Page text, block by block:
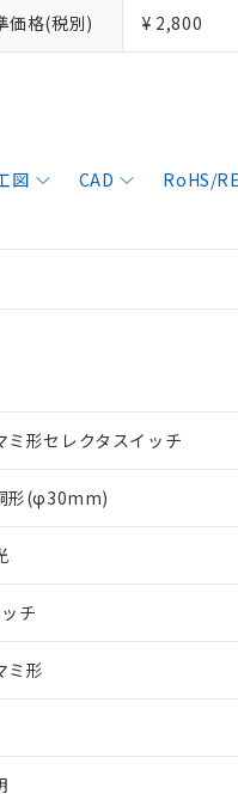
価格(税別) ¥ 2,800
図 CAD RoHS/
ミ形セレクタスイッチ
形(φ30mm)
チ
ミ形